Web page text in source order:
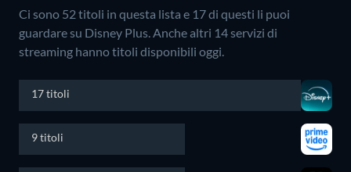
Ci sono 52 titoli in questa lista e 17 di questi li puoi
guardare su Disney Plus. Anche altri 14 servizi di
streaming hanno titoli disponibili oggi.
17 titoli
9 titoli